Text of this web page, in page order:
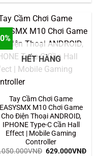
HẾT HÀNG
Tay Cầm Chơi Game
EASYSMX M10 Chơi Game
Cho Điện Thoại ANDROID,
IPHONE Type-C Cần Hall
Effect | Mobile Gaming
Controller
VNĐ Giá
629.000VNĐGiá